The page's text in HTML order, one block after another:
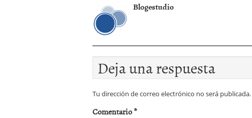
Blogestudio
Deja una respuesta
Tu dirección de correo electrónico no será publicada.
Comentario*